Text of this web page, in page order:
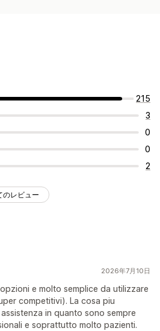
215
3
0
0
2
のレビュー
2026年7月10日
e molto semplice da utilizzare
competitivi). La cosa piu
in quanto sono sempre
e soprattutto molto pazienti.